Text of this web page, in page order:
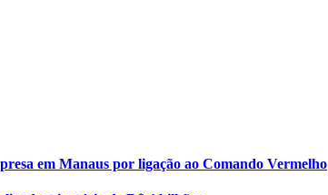
em Manaus por ligação ao Comando Vermelho